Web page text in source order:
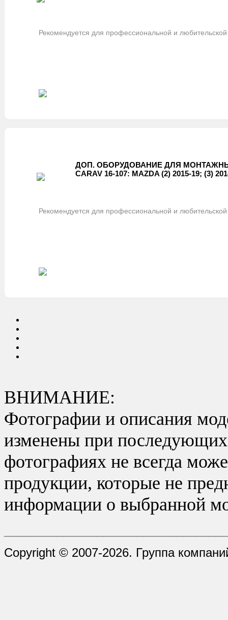
Рекомендуется для профессиональной и
ДОП. ОБОРУДОВАНИЕ ДЛЯ
CARAV 16-107: MAZDA (2) 2015-19; (3)
Рекомендуется для профессиональной и
ВНИМАНИЕ:
Фотографии и описания
изменены при последующих
фотографиях не всегда
продукции, которые не
информации о выбранной
Copyright © 2007-2026. Группа